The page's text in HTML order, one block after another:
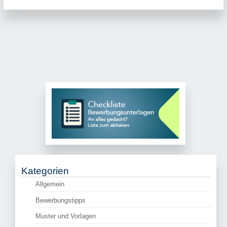
Kategorien
Allgemein
Bewerbungstipps
Muster und Vorlagen